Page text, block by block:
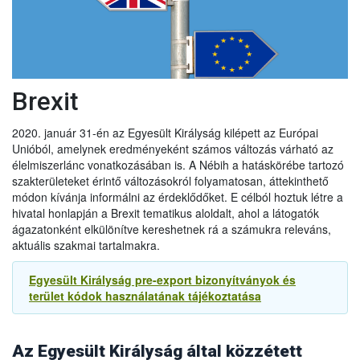
Brexit
2020. január 31-én az Egyesült Királyság kilépett az Európai
Unióból, amelynek eredményeként számos változás várható az
élelmiszerlánc vonatkozásában is. A Nébih a hatáskörébe tartozó
szakterületeket érintő változásokról folyamatosan, áttekinthető
módon kívánja informálni az érdeklődőket. E célból hoztuk létre a
hivatal honlapján a Brexit tematikus aloldalt, ahol a látogatók
ágazatonként elkülönítve kereshetnek rá a számukra releváns,
aktuális szakmai tartalmakra.
Egyesült Királyság pre-export bizonyítványok és
terület kódok használatának tájékoztatása
Az Egyesült Királyság által közzétett
árucikkeket az EU-ból Nagy-Britanniába 2022. június 30-ig:
● hűtött és fagyasztott darált baromfihús, és
● hűtött húskészítmények
Ez lehetővé teszi, hogy 2022. június 30-ig folytatódjon az
említett termékek kereskedelme az EU-ból.
2021.09.14
Újabb UK halasztás a növény és állategészsgügyi
ellenőrzésben
Az Egyesült Királyság kormánya úgy döntött, hogy tovább
halasztja az új ellenőrzések egyes elemeit, különösen az
egészségügyi és növény-egészségügyi árukkal
kapcsolatosakat. Ennek megfelelően:
- Az agrár-élelmiszeripari termékek behozatalának előzetes
bejelentésére vonatkozó követelményt 2021. október 1-jével
szemben2022. január 1-jénvezetik be.
- Az export egészségügyi bizonyítványokra vonatkozó új
bevezetni, most2022. július 1-jénvezetik be.
2022.01.01
Exportőrök, áruszállítmányozók és logisztikai
mezőgazdasági és környezetügyi szakdiplomata tájékoztatása